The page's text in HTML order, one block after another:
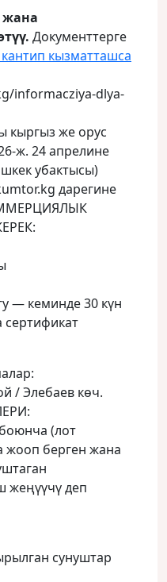
Документтерге
кызматташса
informacziya-dlya-
кыргыз же орус
24 апрелине
убактысы)
дарегине
— кеминде 30 күн
сертификат
/ Элебаев көч.
(лот
жооп берген жана
жеңүүчү деп
сунуштар